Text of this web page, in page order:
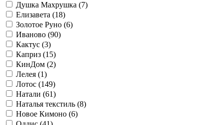
Душка Махрушка (7)
Елизавета (18)
Золотое Руно (6)
Иваново (90)
Кактус (3)
Каприз (15)
КинДом (2)
Лелея (1)
Лотос (149)
Натали (61)
Наталья текстиль (8)
Новое Кимоно (6)